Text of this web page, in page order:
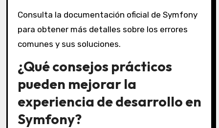
Consulta la documentación oficial de Symfony
para obtener más detalles sobre los errores
comunes y sus soluciones.
¿Qué consejos prácticos
pueden mejorar la
experiencia de desarrollo en
Symfony?